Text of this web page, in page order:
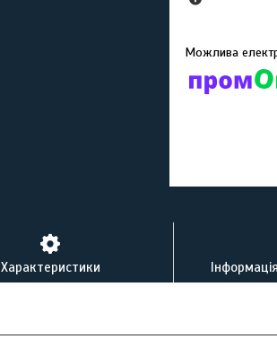
Характеристики